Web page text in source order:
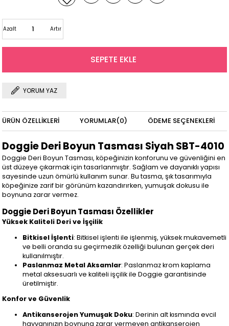
Artır
Azalt
YORUM YAZ
ÜRÜN ÖZELLIKLERI YORUMLAR(0) ÖDEME SEÇENEKLERI
Doggie Deri Boyun Tasması Siyah SBT-4010
Doggie Deri Boyun Tasması, köpeğinizin konforunu ve güvenliğini en
üst düzeye çıkarmak için tasarlanmıştır. Sağlam ve dayanıklı yapısı
sayesinde uzun ömürlü kullanım sunar. Bu tasma, şık tasarımıyla
köpeğinize zarif bir görünüm kazandırırken, yumuşak dokusu ile
boynuna zarar vermez.
Doggie Deri Boyun Tasması Özellikler
Yüksek Kaliteli Deri ve İşçilik
Bitkisel İşlenti: Bitkisel işlenti ile işlenmiş, yüksek mukavemetli
ve belli oranda su geçirmezlik özelliği bulunan gerçek deri
kullanılmıştır.
Paslanmaz Metal Aksamlar: Paslanmaz krom kaplama
metal aksesuarlı ve kaliteli işçilik ile Doggie garantisinde
üretilmiştir.
Konfor ve Güvenlik
Antikanserojen Yumuşak Doku: Derinin alt kısmında evcil
hayvanınızın boynuna zarar vermeyen antikanserojen